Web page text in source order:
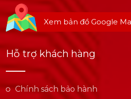
Xem bản đồ Google
Hỗ trợ khách hàng
Chính sách bảo hành